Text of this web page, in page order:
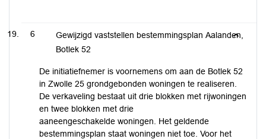
6
Gewijzigd vaststellen bestemmingsplan Aalanden,
Botlek 52
De initiatiefnemer is voornemens om aan de Botlek 52
in Zwolle 25 grondgebonden woningen te realiseren.
De verkaveling bestaat uit drie blokken met rijwoningen
en twee blokken met drie
aaneengeschakelde woningen. Het geldende
bestemmingsplan staat woningen niet toe. Voor het